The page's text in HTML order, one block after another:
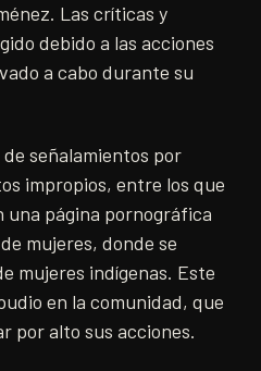
Las críticas y
debido a las acciones
a cabo durante su
señalamientos por
impropios, entre los que
una página pornográfica
mujeres, donde se
mujeres indígenas. Este
en la comunidad, que
por alto sus acciones.